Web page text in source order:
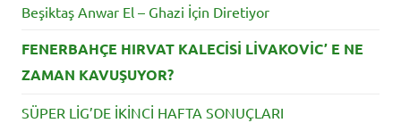
Beşiktaş Anwar El – Ghazi İçin Diretiyor
FENERBAHÇE HIRVAT KALECİSİ LİVAKOVİC’ E NE
ZAMAN KAVUŞUYOR?
SÜPER LİG’DE İKİNCİ HAFTA SONUÇLARI